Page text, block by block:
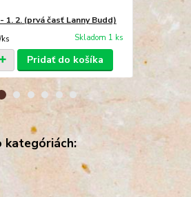
1. 2. (prvá časť Lanny Budd)
ks Skladom 1 ks
Pridať do košíka
Brána je
4,50
kategóriách: